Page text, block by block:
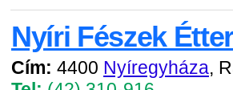
Nyíri Fészek
Cím: 4400 Nyíregyháza,